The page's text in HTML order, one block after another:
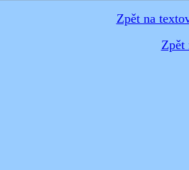
Zpět na
Zpět